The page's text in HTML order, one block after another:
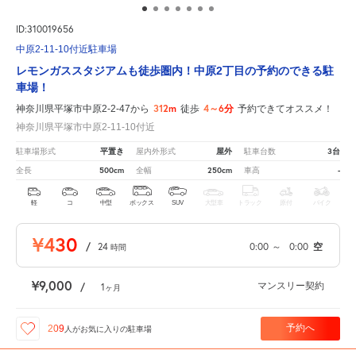
ID:310019656
中原2-11-10付近駐車場
レモンガススタジアムも徒歩圏内！中原2丁目の予約のできる駐
車場！
神奈川県平塚市中原2-2-47から 312m 徒歩 4～6分 予約できてオススメ！
神奈川県平塚市中原2-11-10付近
駐車場形式 平置き 屋内外形式 屋外 駐車台数 3台
全長 500cm 全幅 250cm 車高 -
軽 コ 中型 ボックス SUV 大型車 トラック 原付 バイク
¥430 / 24 時間 0:00 ～ 0:00 空
¥9,000 / 1ヶ月 マンスリー契約
209 人がお気に入りの駐車場 予約へ